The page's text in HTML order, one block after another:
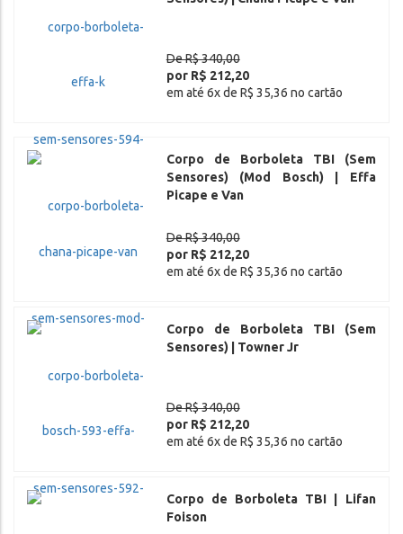
De R$ 340,00
por R$ 212,20
em até 6x de R$ 35,36 no cartão
Corpo de Borboleta TBI (Sem
Sensores) (Mod Bosch) | Effa
Picape e Van
De R$ 340,00
por R$ 212,20
em até 6x de R$ 35,36 no cartão
Corpo de Borboleta TBI (Sem
Sensores) | Towner Jr
De R$ 340,00
por R$ 212,20
em até 6x de R$ 35,36 no cartão
Corpo de Borboleta TBI | Lifan
Foison